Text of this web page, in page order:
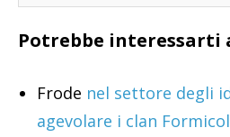
Potrebbe interessarti
Frode nel settore degli
agevolare i clan